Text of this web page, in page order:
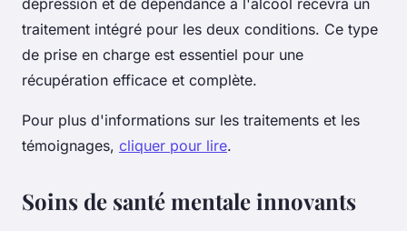
traitement intégré pour les deux conditions. Ce type
de prise en charge est essentiel pour une
récupération efficace et complète.
Pour plus d'informations sur les traitements et les
témoignages, cliquer pour lire.
Soins de santé mentale innovants